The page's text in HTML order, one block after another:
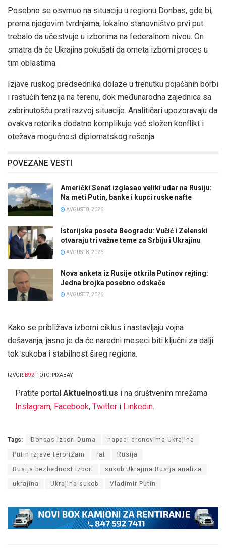
Posebno se osvrnuo na situaciju u regionu Donbas, gde bi,
prema njegovim tvrdnjama, lokalno stanovništvo prvi put
trebalo da učestvuje u izborima na federalnom nivou. On
smatra da će Ukrajina pokušati da ometa izborni proces u
tim oblastima.
Izjave ruskog predsednika dolaze u trenutku pojačanih borbi
i rastućih tenzija na terenu, dok međunarodna zajednica sa
zabrinutošću prati razvoj situacije. Analitičari upozoravaju da
ovakva retorika dodatno komplikuje već složen konflikt i
otežava mogućnost diplomatskog rešenja.
POVEZANE VESTI
Američki Senat izglasao veliki udar na Rusiju:
Na meti Putin, banke i kupci ruske nafte
AVGUST 8, 2026
Istorijska poseta Beogradu: Vučić i Zelenski
otvaraju tri važne teme za Srbiju i Ukrajinu
AVGUST 8, 2026
Nova anketa iz Rusije otkrila Putinov rejting:
Jedna brojka posebno odskače
AVGUST 7, 2026
Kako se približava izborni ciklus i nastavljaju vojna
dešavanja, jasno je da će naredni meseci biti ključni za dalji
tok sukoba i stabilnost šireg regiona.
IZVOR: B92, FOTO: PIXABAY
Pratite portal Aktuelnosti.us i na društvenim mrežama
Instagram, Facebook, Twitter i Linkedin.
Tags: Donbas izbori Duma napadi dronovima Ukrajina
Putin izjave terorizam rat Rusija
Rusija bezbednost izbori sukob Ukrajina Rusija analiza
ukrajina Ukrajina sukob Vladimir Putin